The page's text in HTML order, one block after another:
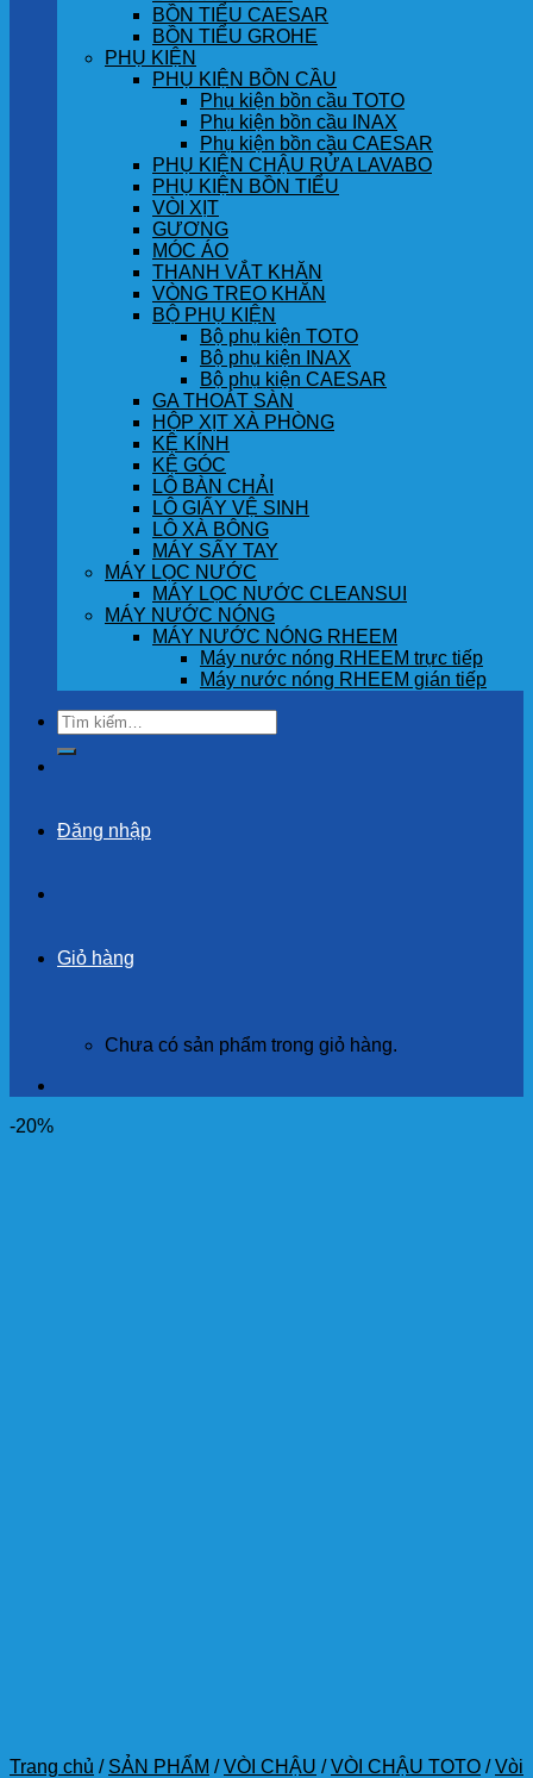
BỒN TIỂU CAESAR
BỒN TIỂU GROHE
PHỤ KIỆN
PHỤ KIỆN BỒN CẦU
Phụ kiện bồn cầu TOTO
Phụ kiện bồn cầu INAX
Phụ kiện bồn cầu CAESAR
PHỤ KIỆN CHẬU RỬA LAVABO
PHỤ KIỆN BỒN TIỂU
VÒI XỊT
GƯƠNG
MÓC ÁO
THANH VẮT KHĂN
VÒNG TREO KHĂN
BỘ PHỤ KIỆN
Bộ phụ kiện TOTO
Bộ phụ kiện INAX
Bộ phụ kiện CAESAR
GA THOÁT SÀN
HỘP XỊT XÀ PHÒNG
KỆ KÍNH
KỆ GÓC
LÔ BÀN CHẢI
LÔ GIẤY VỆ SINH
LÔ XÀ BÔNG
MÁY SẤY TAY
MÁY LỌC NƯỚC
MÁY LỌC NƯỚC CLEANSUI
MÁY NƯỚC NÓNG
MÁY NƯỚC NÓNG RHEEM
Máy nước nóng RHEEM trực tiếp
Máy nước nóng RHEEM gián tiếp
Tìm
kiếm:
Đăng nhập
Giỏ hàng
Chưa có sản phẩm trong giỏ hàng.
-20%
Trang chủ / SẢN PHẨM / VÒI CHẬU / VÒI CHẬU TOTO / Vòi